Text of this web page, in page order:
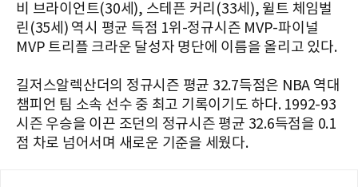
비 브라이언트(30세), 스테픈 커리(33세), 윌트 체임벌
린(35세) 역시 평균 득점 1위-정규시즌 MVP-파이널
MVP 트리플 크라운 달성자 명단에 이름을 올리고 있다.
길저스알렉산더의 정규시즌 평균 32.7득점은 NBA 역대
챔피언 팀 소속 선수 중 최고 기록이기도 하다. 1992-93
시즌 우승을 이끈 조던의 정규시즌 평균 32.6득점을 0.1
점 차로 넘어서며 새로운 기준을 세웠다.